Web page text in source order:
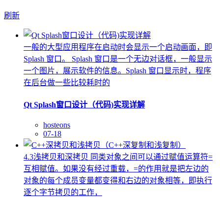
刷新
一般的大型应用程序在启动时会显示一个启动画面，即
Splash 窗口。 Splash 窗口是一个无边对话框，一般显示
一个图片，展示软件的信息。Splash 窗口显示时，程序
在后台做一些比较耗时的
Qt Splash窗口设计（代码)实现详解
hosteons
07-18
4.3浅拷贝和深拷贝 同类对象之间可以通过赋值运算符=
互相赋值。如果没有经过重载，=的作用就是把左边的
对象的每个成员变量都变得和右边的对象相等，即执行
逐个字节拷贝的工作，